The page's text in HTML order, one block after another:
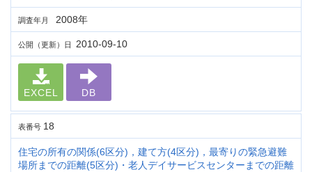
調査年月 2008年
公開（更新）日 2010-09-10
EXCEL DB
表番号 18
住宅の所有の関係(6区分)，建て方(4区分)，最寄りの緊急避難
場所までの距離(5区分)・老人デイサービスセンターまでの距離